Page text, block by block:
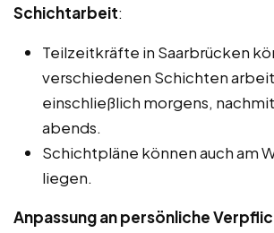
Schichtarbeit:
Teilzeitkräfte in Saarbrücken
verschiedenen Schichten
einschließlich morgens,
abends.
Schichtpläne können auch am
liegen.
Anpassung an persönliche